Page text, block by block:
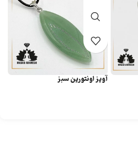
آویز اونتورین سبز